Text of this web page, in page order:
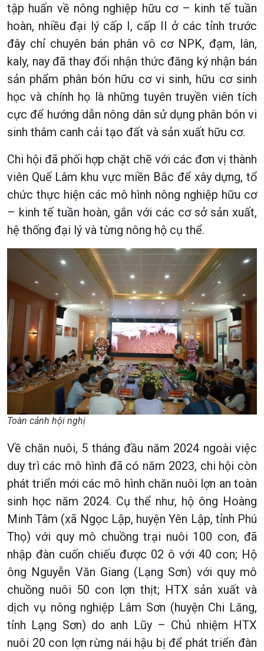
tập huấn về nông nghiệp hữu cơ – kinh tế tuần
hoàn, nhiều đại lý cấp I, cấp II ở các tỉnh trước
đây chỉ chuyên bán phân vô cơ NPK, đạm, lân,
kaly, nay đã thay đổi nhận thức đăng ký nhận bán
sản phẩm phân bón hữu cơ vi sinh, hữu cơ sinh
học và chính họ là những tuyên truyền viên tích
cực để hướng dẫn nông dân sử dụng phân bón vi
sinh thâm canh cải tạo đất và sản xuất hữu cơ.
Chi hội đã phối hợp chặt chẽ với các đơn vị thành
viên Quế Lâm khu vực miền Bắc để xây dựng, tổ
chức thực hiện các mô hình nông nghiệp hữu cơ
– kinh tế tuần hoàn, gắn với các cơ sở sản xuất,
hệ thống đại lý và từng nông hộ cụ thể.
Toàn cảnh hội nghị
Về chăn nuôi, 5 tháng đầu năm 2024 ngoài việc
duy trì các mô hình đã có năm 2023, chi hội còn
phát triển mới các mô hình chăn nuôi lợn an toàn
sinh học năm 2024. Cụ thể như, hộ ông Hoàng
Minh Tâm (xã Ngọc Lập, huyện Yên Lập, tỉnh Phú
Thọ) với quy mô chuồng trại nuôi 100 con, đã
nhập đàn cuốn chiếu được 02 ô với 40 con; Hộ
ông Nguyễn Văn Giang (Lạng Sơn) với quy mô
chuồng nuôi 50 con lợn thịt; HTX sản xuất và
dịch vụ nông nghiệp Lâm Sơn (huyện Chi Lăng,
tỉnh Lạng Sơn) do anh Lũy – Chủ nhiệm HTX
nuôi 20 con lợn rừng nái hậu bị để phát triển đàn